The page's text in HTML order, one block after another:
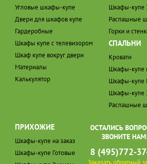
Угловые шкафы-купе
Двери для шкафов купе
Гардеробные
Шкафы купе с телевизором
Шкаф купе вокруг двери
Материалы
Калькулятор
Шкафы-купе
Распашные
Горки и
СПАЛЬНИ
Кровати
Шкафы-купе
Шкафы-купе
Шкафы-купе
Распашные
ПРИХОЖИЕ
Шкафы-купе на заказ
Шкафы-купе Готовые
ОСТАЛИСЬ
ЗВОНИТЕ
8 (495)772-
Заказать обратный